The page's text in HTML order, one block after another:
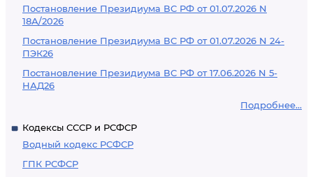
Постановление Президиума ВС РФ от 01.07.2026 N
18А/2026
Постановление Президиума ВС РФ от 01.07.2026 N 24-
ПЭК26
Постановление Президиума ВС РФ от 17.06.2026 N 5-
НАД26
Подробнее...
Кодексы СССР и РСФСР
Водный кодекс РСФСР
ГПК РСФСР